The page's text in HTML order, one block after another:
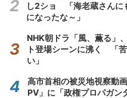
し2ショ 「海老蔵さんに
になったな～」
NHK朝ドラ「風、薫る」
ト登場シーンに沸く 「
い」
高市首相の被災地視察動
PV」に「政権プロパガン